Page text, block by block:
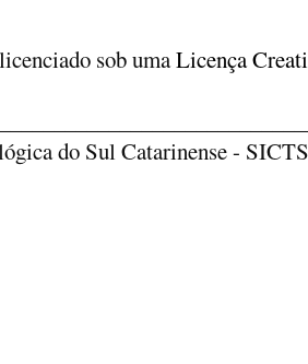
sob umaLicença
do Sul Catarinense -